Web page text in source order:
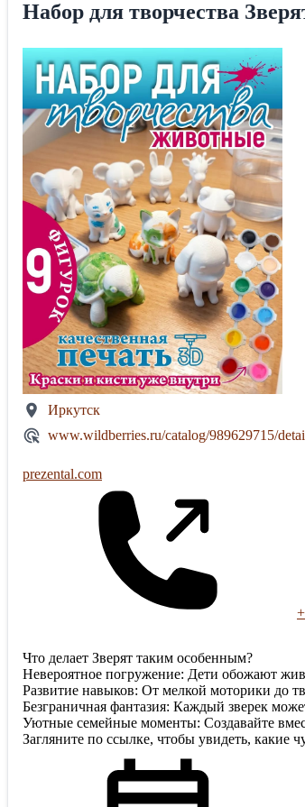
Набор для творчества
Иркутск
www.wildberries.ru/catalog/989629715/
prezental.com
Что делает Зверят таким особенным?
Невероятное погружение: Дети обожают
Развитие навыков: От мелкой моторики до
Безграничная фантазия: Каждый зверек
Уютные семейные моменты: Создавайте
Загляните по ссылке, чтобы увидеть, какие